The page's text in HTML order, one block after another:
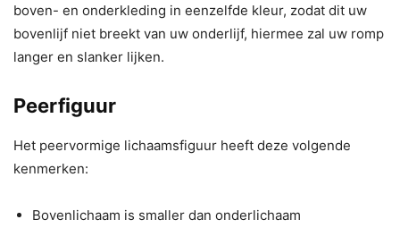
boven- en onderkleding in eenzelfde kleur, zodat dit uw
bovenlijf niet breekt van uw onderlijf, hiermee zal uw romp
langer en slanker lijken.
Peerfiguur
Het peervormige lichaamsfiguur heeft deze volgende
kenmerken:
Bovenlichaam is smaller dan onderlichaam